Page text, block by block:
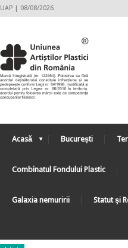
UAP | 08/08/2026
Acasă București
Combinatul Fondului Plastic
Galaxia nemuririi Statut şi